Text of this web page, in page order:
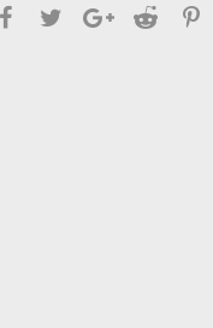
FacebookTwitterGoogle+
Reddit